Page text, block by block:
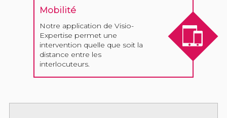
Mobilité
Notre application de Visio-
Expertise permet une
intervention quelle que soit la
distance entre les
interlocuteurs.